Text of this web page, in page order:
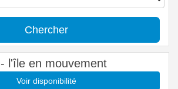
Chercher
l'île en mouvement
Voir disponibilité